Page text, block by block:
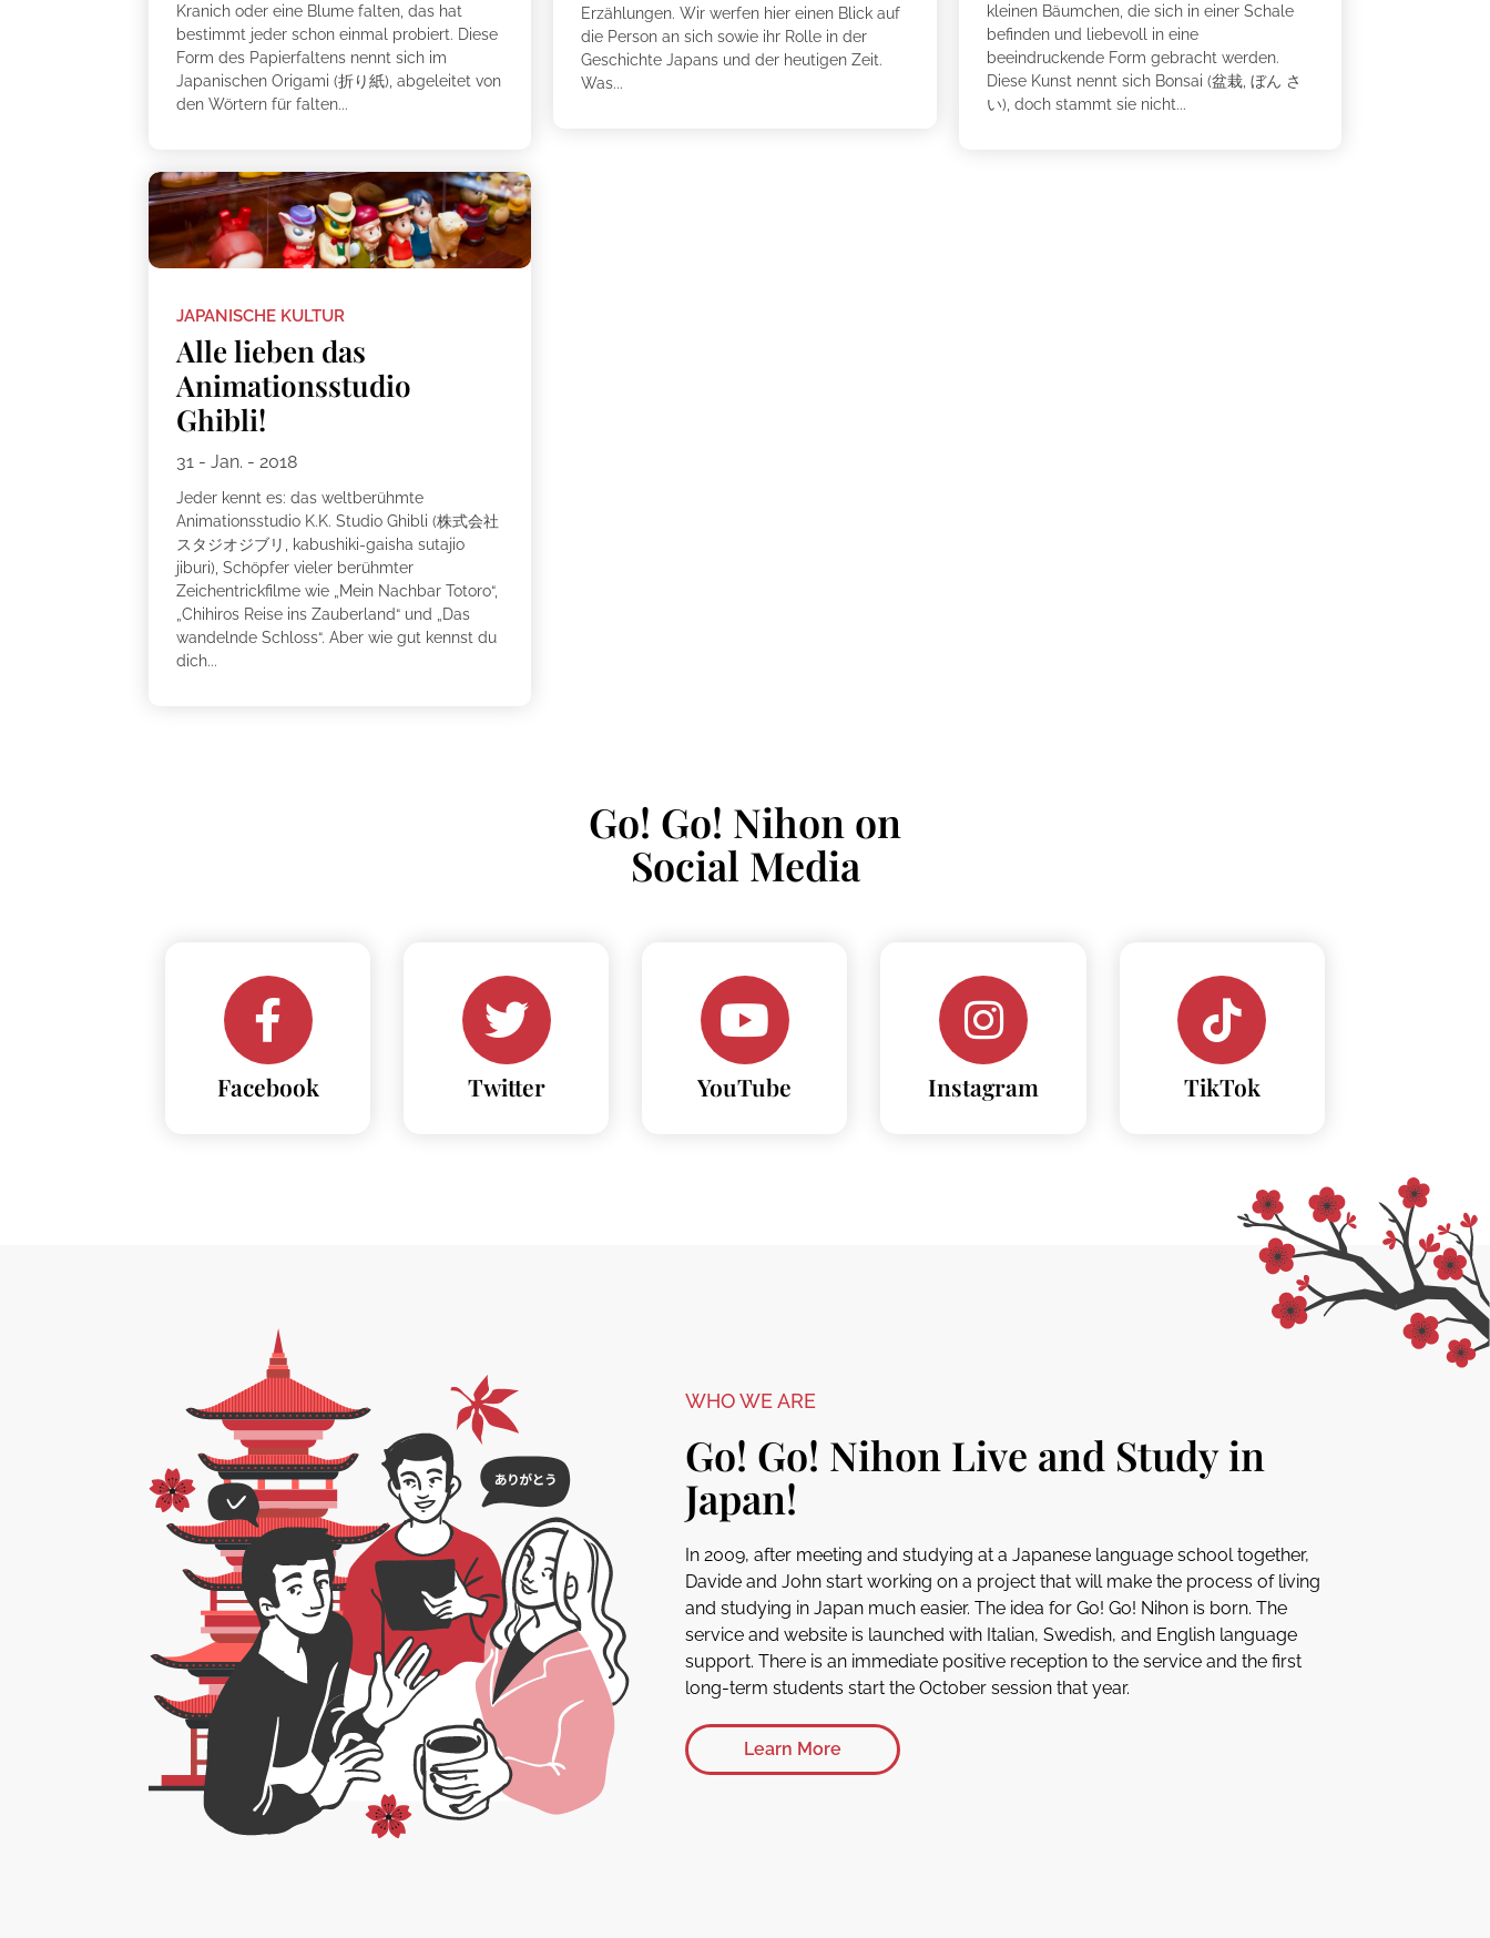
Kranich oder eine Blume falten, das hat
bestimmt jeder schon einmal probiert. Diese
Form des Papierfaltens nennt sich im
Japanischen Origami (折り紙), abgeleitet von
den Wörtern für falten...
Erzählungen. Wir werfen hier einen Blick auf
die Person an sich sowie ihr Rolle in der
Geschichte Japans und der heutigen Zeit.
Was...
kleinen Bäumchen, die sich in einer Schale
befinden und liebevoll in eine
beeindruckende Form gebracht werden.
Diese Kunst nennt sich Bonsai (盆栽, ぼん さ
い), doch stammt sie nicht...
JAPANISCHE KULTUR
Alle lieben das
Animationsstudio
Ghibli!
31 - Jan. - 2018
Jeder kennt es: das weltberühmte
Animationsstudio K.K. Studio Ghibli (株式会社
スタジオジブリ, kabushiki-gaisha sutajio
jiburi), Schöpfer vieler berühmter
Zeichentrickfilme wie „Mein Nachbar Totoro“,
„Chihiros Reise ins Zauberland“ und „Das
wandelnde Schloss“. Aber wie gut kennst du
dich...
Go! Go! Nihon on
Social Media
Facebook Twitter YouTube Instagram TikTok
WHO WE ARE
Go! Go! Nihon Live and Study in
Japan!
In 2009, after meeting and studying at a Japanese language school together,
Davide and John start working on a project that will make the process of living
and studying in Japan much easier. The idea for Go! Go! Nihon is born. The
service and website is launched with Italian, Swedish, and English language
support. There is an immediate positive reception to the service and the first
long-term students start the October session that year.
Learn More